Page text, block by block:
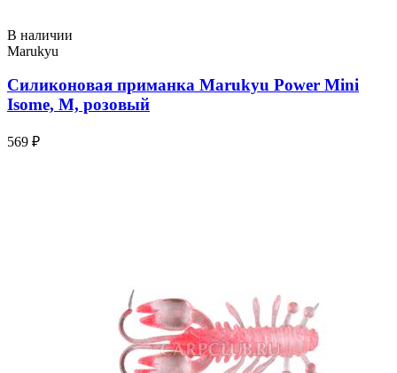
В наличии
Marukyu
Силиконовая приманка Marukyu Power Mini
Isome, M, розовый
569 ₽